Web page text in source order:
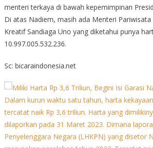
menteri terkaya di bawah kepemimpinan
Di atas Nadiem, masih ada Menteri Pariwisata
Kreatif Sandiaga Uno yang diketahui punya
10.997.005.532.236.
Sc: bicaraindonesia.net